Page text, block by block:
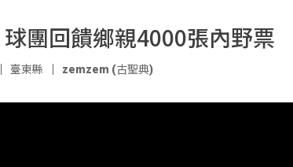
團回饋鄉親4000張內野票
臺東縣 zemzem (古聖典)